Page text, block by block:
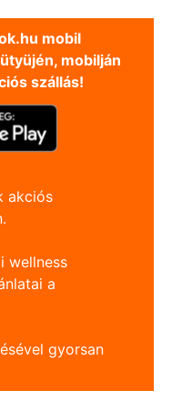
mobil
mobilján
szállás!
akciós
wellness
a
gyorsan